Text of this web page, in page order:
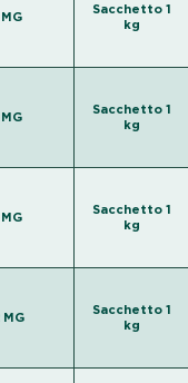
Sacchetto 1
kg
Sacchetto 1
kg
Sacchetto 1
kg
Sacchetto 1
kg